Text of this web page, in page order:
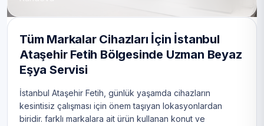
Tüm Markalar Cihazları İçin İstanbul
Ataşehir Fetih Bölgesinde Uzman Beyaz
Eşya Servisi
İstanbul Ataşehir Fetih, günlük yaşamda cihazların
kesintisiz çalışması için önem taşıyan lokasyonlardan
biridir. farklı markalara ait ürün kullanan konut ve